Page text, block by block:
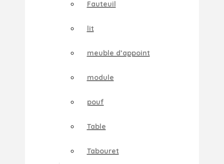
Fauteuil
lit
meuble d’appoint
module
pouf
Table
Tabouret